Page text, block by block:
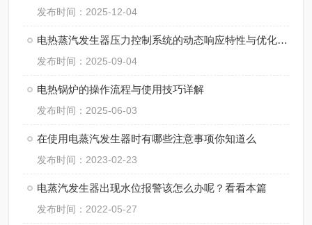
发布时间：2025-12-04
电热蒸汽发生器压力控制系统的动态响应特性与优化设计​
发布时间：2025-09-04
电热锅炉的操作流程与使用技巧详解
发布时间：2025-06-03
在使用电蒸汽发生器时有哪些注意事项你知道么
发布时间：2023-02-23
电蒸汽发生器出现水位报警该怎么办呢？看看本篇
发布时间：2022-05-27